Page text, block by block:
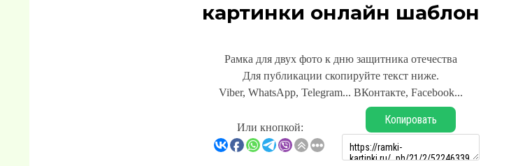
картинки онлайн шаблон
Рамка для двух фото к дню защитника отечества
Для публикации скопируйте текст ниже.
Viber, WhatsApp, Telegram... ВКонтакте, Facebook...
Или кнопкой:
Копировать